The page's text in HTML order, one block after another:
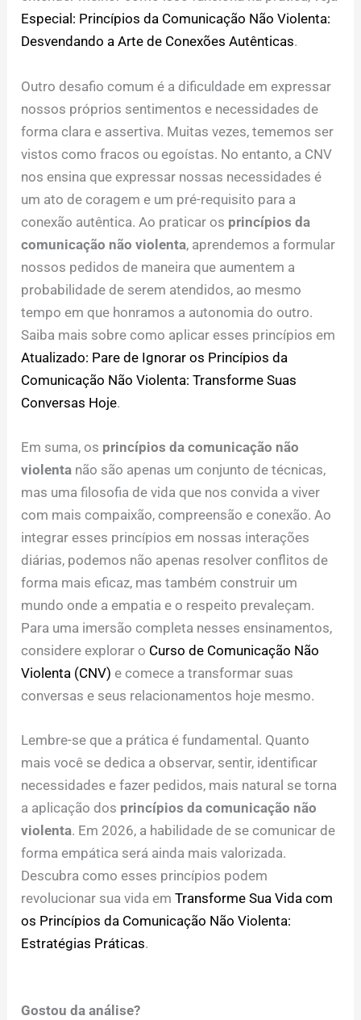
Especial: Princípios da Comunicação Não Violenta:
Desvendando a Arte de Conexões Autênticas.
Outro desafio comum é a dificuldade em expressar
nossos próprios sentimentos e necessidades de
forma clara e assertiva. Muitas vezes, tememos ser
vistos como fracos ou egoístas. No entanto, a CNV
nos ensina que expressar nossas necessidades é
um ato de coragem e um pré-requisito para a
conexão autêntica. Ao praticar os princípios da
comunicação não violenta, aprendemos a formular
nossos pedidos de maneira que aumentem a
probabilidade de serem atendidos, ao mesmo
tempo em que honramos a autonomia do outro.
Saiba mais sobre como aplicar esses princípios em
Atualizado: Pare de Ignorar os Princípios da
Comunicação Não Violenta: Transforme Suas
Conversas Hoje.
Em suma, os princípios da comunicação não
violenta não são apenas um conjunto de técnicas,
mas uma filosofia de vida que nos convida a viver
com mais compaixão, compreensão e conexão. Ao
integrar esses princípios em nossas interações
diárias, podemos não apenas resolver conflitos de
forma mais eficaz, mas também construir um
mundo onde a empatia e o respeito prevaleçam.
Para uma imersão completa nesses ensinamentos,
considere explorar o Curso de Comunicação Não
Violenta (CNV) e comece a transformar suas
conversas e seus relacionamentos hoje mesmo.
Lembre-se que a prática é fundamental. Quanto
mais você se dedica a observar, sentir, identificar
necessidades e fazer pedidos, mais natural se torna
a aplicação dos princípios da comunicação não
violenta. Em 2026, a habilidade de se comunicar de
forma empática será ainda mais valorizada.
Descubra como esses princípios podem
revolucionar sua vida emTransforme Sua Vida com
os Princípios da Comunicação Não Violenta:
Estratégias Práticas.
Gostou da análise?